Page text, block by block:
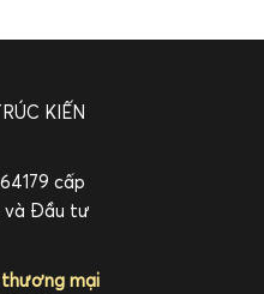
KIẾN
cấp
và Đầu tư
thương mại